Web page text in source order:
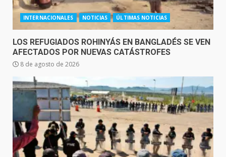
INTERNACIONALES NOTICIAS ÚLTIMAS NOTICIAS
LOS REFUGIADOS ROHINYÁS EN BANGLADÉS SE VEN
AFECTADOS POR NUEVAS CATÁSTROFES
8 de agosto de 2026